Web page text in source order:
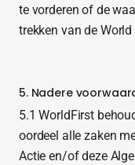
te vorderen of de
trekken van de
5. Nadere
5.1 WorldFirst
oordeel alle zaken
Actie en/of deze